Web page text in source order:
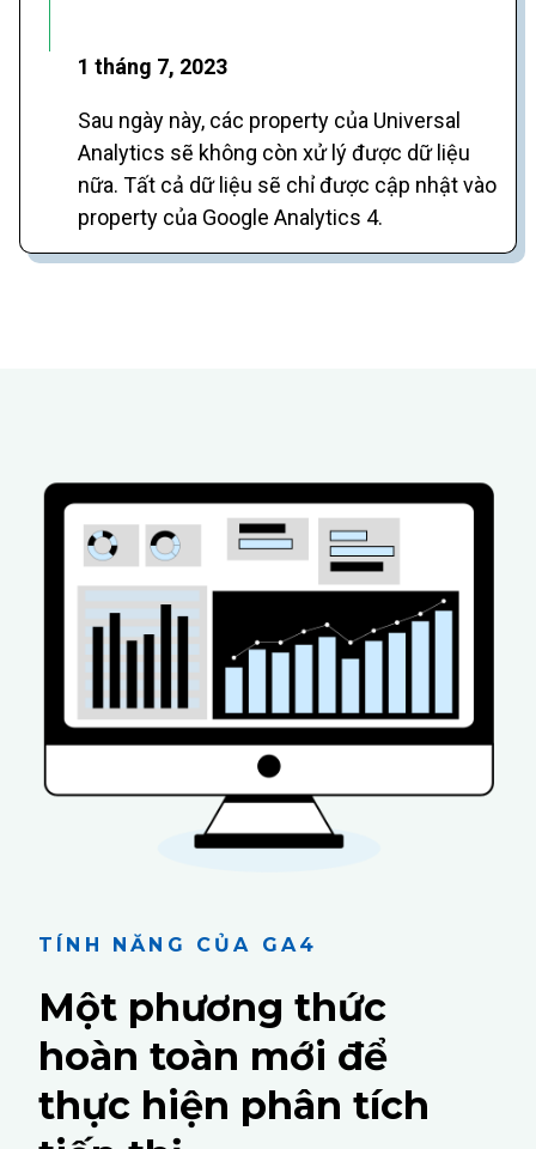
1 tháng 7, 2023
Sau ngày này, các property của Universal
Analytics sẽ không còn xử lý được dữ liệu
nữa. Tất cả dữ liệu sẽ chỉ được cập nhật vào
property của Google Analytics 4.
TÍNH NĂNG CỦA GA4
Một phương thức
hoàn toàn mới để
thực hiện phân tích